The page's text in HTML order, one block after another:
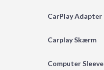
CarPlay Adapter
Carplay Skærm
Computer Sleeve